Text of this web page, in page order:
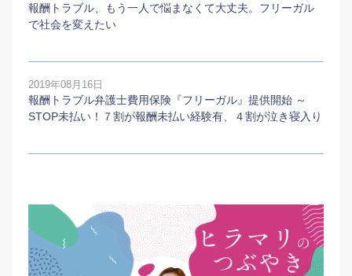
報酬トラブル、もう一人で悩まなくて大丈夫。フリーガル
で社会を変えたい
2019年08月16日
報酬トラブル弁護士費用保険『フリーガル』提供開始 ～
STOP未払い！７割が報酬未払い経験有、４割が泣き寝入り